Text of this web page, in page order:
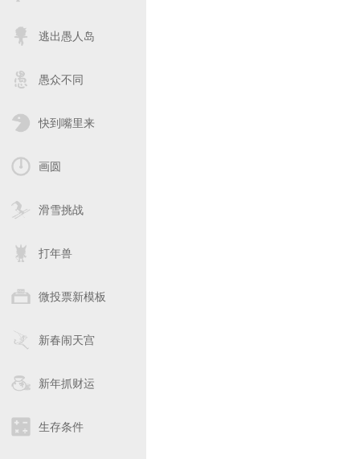
逃出愚人岛
愚众不同
快到嘴里来
画圆
滑雪挑战
打年兽
微投票新模板
新春闹天宫
新年抓财运
生存条件